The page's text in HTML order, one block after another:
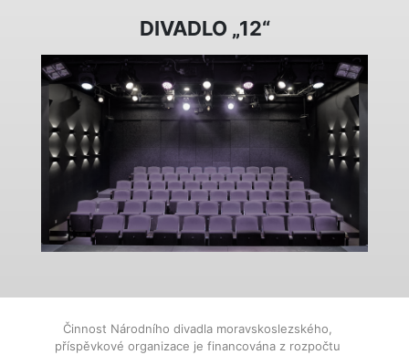
DIVADLO „12“
Činnost Národního divadla moravskoslezského,
příspěvkové organizace je financována z rozpočtu